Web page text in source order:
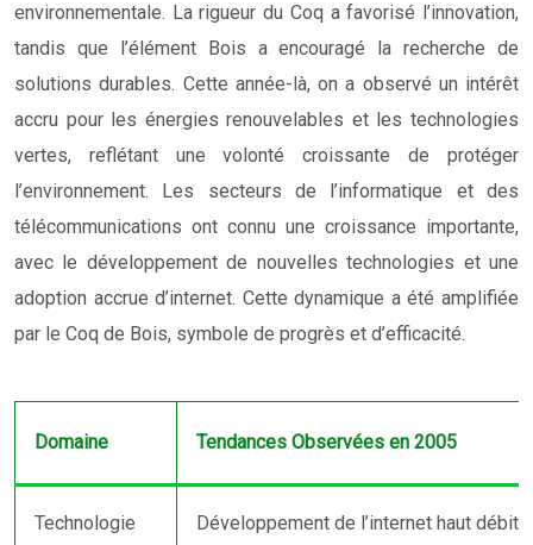
environnementale. La rigueur du Coq a favorisé l’innovation,
tandis que l’élément Bois a encouragé la recherche de
solutions durables. Cette année-là, on a observé un intérêt
accru pour les énergies renouvelables et les technologies
vertes, reflétant une volonté croissante de protéger
l’environnement. Les secteurs de l’informatique et des
télécommunications ont connu une croissance importante,
avec le développement de nouvelles technologies et une
adoption accrue d’internet. Cette dynamique a été amplifiée
par le Coq de Bois, symbole de progrès et d’efficacité.
Domaine Tendances Observées en 2005
Technologie Développement de l’internet haut